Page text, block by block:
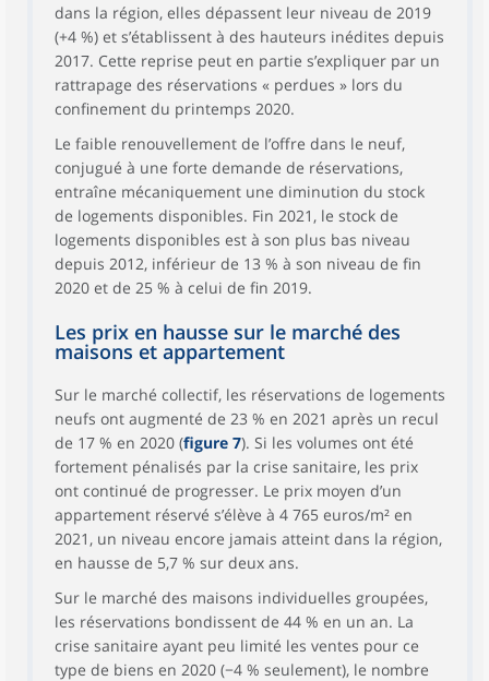
dans la région, elles dépassent leur niveau de 2019
(+4 %) et s’établissent à des hauteurs inédites depuis
2017. Cette reprise peut en partie s’expliquer par un
rattrapage des réservations « perdues » lors du
confinement du printemps 2020.
Le faible renouvellement de l’offre dans le neuf,
conjugué à une forte demande de réservations,
entraîne mécaniquement une diminution du stock
de logements disponibles. Fin 2021, le stock de
logements disponibles est à son plus bas niveau
depuis 2012, inférieur de 13 % à son niveau de fin
2020 et de 25 % à celui de fin 2019.
Les prix en hausse sur le marché des
maisons et appartement
Sur le marché collectif, les réservations de logements
neufs ont augmenté de 23 % en 2021 après un recul
de 17 % en 2020 (figure 7). Si les volumes ont été
fortement pénalisés par la crise sanitaire, les prix
ont continué de progresser. Le prix moyen d’un
appartement réservé s’élève à 4 765 euros/m² en
2021, un niveau encore jamais atteint dans la région,
en hausse de 5,7 % sur deux ans.
Sur le marché des maisons individuelles groupées,
les réservations bondissent de 44 % en un an. La
crise sanitaire ayant peu limité les ventes pour ce
type de biens en 2020 (−4 % seulement), le nombre